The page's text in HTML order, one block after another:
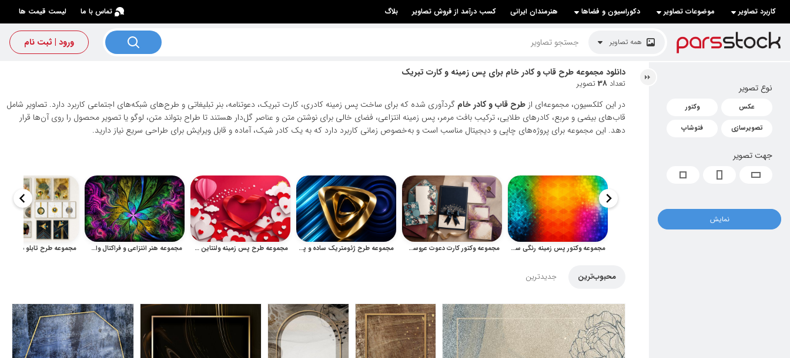
کاربرد تصاویر موضوعات تصاویر دکوراسیون و فضاها هنرمندان ایرانی کسب درآمد از فروش تصاویر بلاگ تماس با ما لیست قیمت ها
همه تصاویر ورود | ثبت نام
دانلود مجموعه طرح قاب و کادر خام برای پس زمینه و کارت تبریک
تعداد 38تصویر
در این کلکسیون، مجموعه‌ای از طرح قاب و کادر خام گردآوری شده که برای ساخت پس زمینه کادری، کارت تبریک، دعوتنامه، بنر تبلیغاتی و طرح‌های شبکه‌های اجتماعی کاربرد دارد. تصاویر شامل
قاب‌های بیضی و مربع، کادرهای طلایی، ترکیب بافت مرمر، پس زمینه انتزاعی، فضای خالی برای نوشتن متن و عناصر گل‌دار هستند تا طراح بتواند متن، لوگو یا تصویر محصول را روی آن‌ها قرار
دهد. این مجموعه برای پروژه‌های چاپی و دیجیتال مناسب است و به‌خصوص زمانی کاربرد دارد که به یک کادر شیک، آماده و قابل ویرایش برای طراحی سریع نیاز دارید.
مجموعه وکتور پس زمینه رنگی ساده و طرح خام برای پوستر مجموعه وکتور کارت دعوت عروسی با طرح گل و چیدمان مدرن مجموعه طرح ژئومتریک ساده و پس‌زمینه هندسی لوکس برای چاپ مجموعه طرح پس زمینه ولنتاین با قلب و روبان عاشقانه مجموعه هنر انتزاعی و فراکتال وال‌آرت و پترن‌های رنگی برای چاپ
محبوب‌ترین جدیدترین
نوع تصویر
عکس وکتور
تصویرسازی فتوشاپ
جهت تصویر
نمایش
× لیست قیمت ها
موضوعات تصاویر
دکوراسیون و فضاها
هنرمندان ایرانی
کسب درآمد از فروش تصاویر
021 28428845
تماس با ما
بلاگ پارس استاک